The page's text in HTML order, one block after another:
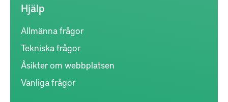
Hjälp
Allmänna frågor
Tekniska frågor
Åsikter om webbplatsen
Vanliga frågor